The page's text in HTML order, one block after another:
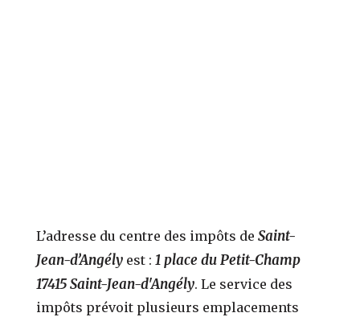
L’adresse du centre des impôts deSaint-
Jean-d’Angély est : 1 place du Petit-Champ
17415 Saint-Jean-d'Angély. Le service des
impôts prévoit plusieurs emplacements